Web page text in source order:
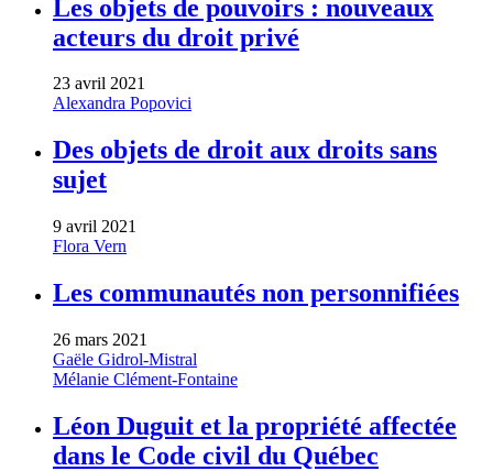
Les objets de pouvoirs : nouveaux
acteurs du droit privé
23 avril 2021
Alexandra Popovici
Des objets de droit aux droits sans
sujet
9 avril 2021
Flora Vern
Les communautés non personnifiées
26 mars 2021
Gaële Gidrol-Mistral
Mélanie Clément-Fontaine
Léon Duguit et la propriété affectée
dans le Code civil du Québec